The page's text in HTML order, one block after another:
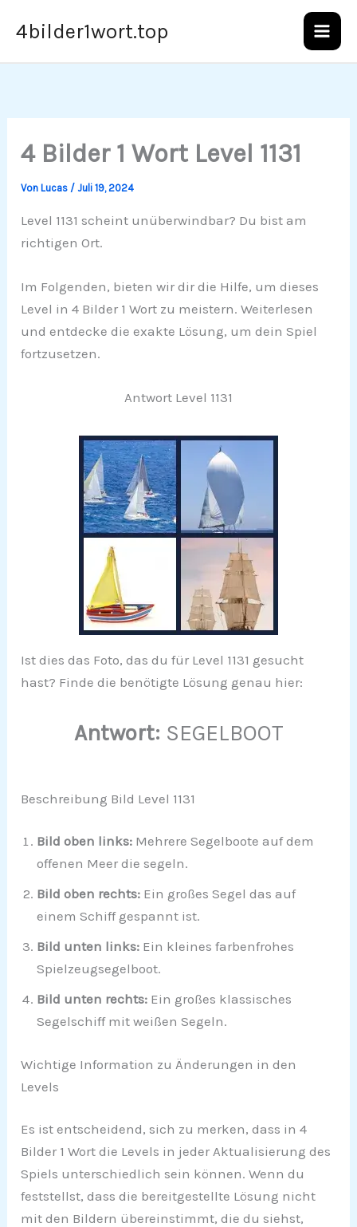
Inhalt
4bilder1wort.top
4 Bilder 1 Wort Level 1131
VonLucas /Juli 19, 2024
Level 1131 scheint unüberwindbar? Du bist am
richtigen Ort.
Im Folgenden, bieten wir dir die Hilfe, um dieses
Level in 4 Bilder 1 Wort zu meistern. Weiterlesen
und entdecke die exakte Lösung, um dein Spiel
fortzusetzen.
Antwort Level 1131
Ist dies das Foto, das du für Level 1131 gesucht
hast? Finde die benötigte Lösung genau hier:
Antwort: SEGELBOOT
Beschreibung Bild Level 1131
Bild oben links: Mehrere Segelboote auf dem
offenen Meer die segeln.
Bild oben rechts: Ein großes Segel das auf
einem Schiff gespannt ist.
Bild unten links: Ein kleines farbenfrohes
Spielzeugsegelboot.
Bild unten rechts: Ein großes klassisches
Segelschiff mit weißen Segeln.
Wichtige Information zu Änderungen in den
Levels
Es ist entscheidend, sich zu merken, dass in 4
Bilder 1 Wort die Levels in jeder Aktualisierung des
Spiels unterschiedlich sein können. Wenn du
feststellst, dass die bereitgestellte Lösung nicht
mit den Bildern übereinstimmt, die du siehst,